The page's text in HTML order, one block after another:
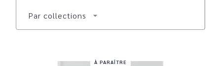
Par collections arrow_drop_down
À PARAÎTRE